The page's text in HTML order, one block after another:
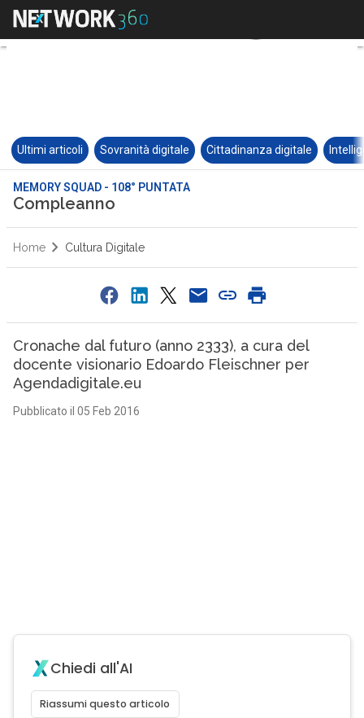
Ultimi articoli Sovranità digitale Cittadinanza digitale
MEMORY SQUAD - 108° PUNTATA
Compleanno
Home Cultura Digitale
Cronache dal futuro (anno 2333), a cura del
docente visionario Edoardo Fleischner per
Agendadigitale.eu
Pubblicato il 05 Feb 2016
Chiedi all'AI
Riassumi questo articolo